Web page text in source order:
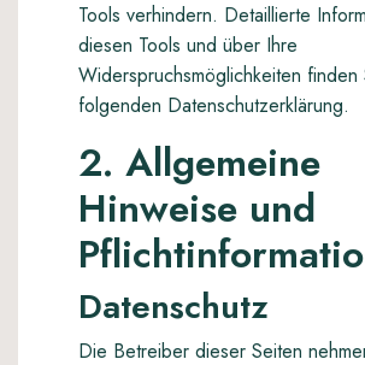
Tools verhindern. Detaillierte
diesen Tools und über Ihre
Widerspruchsmöglichkeiten
folgenden Datenschutzerklärung.
2. Allgemeine
Hinweise und
Datenschutz
Die Betreiber dieser Seiten